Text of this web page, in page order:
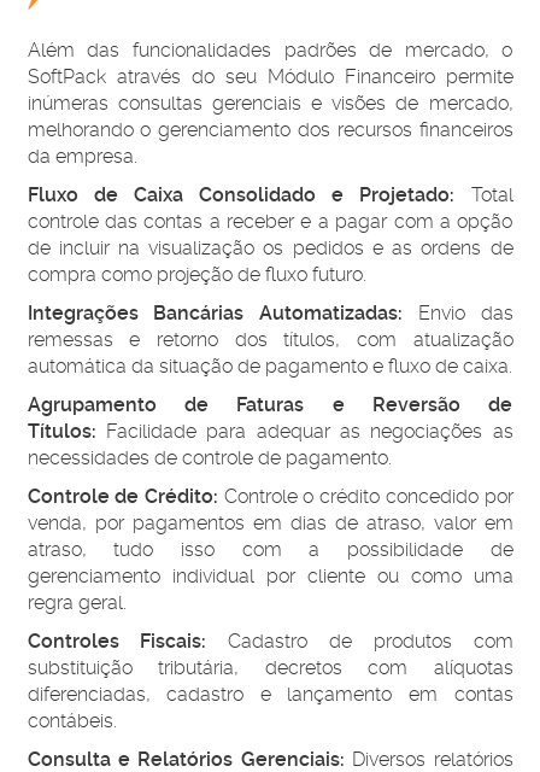
Além das funcionalidades padrões de mercado, o
SoftPack através do seu Módulo Financeiro permite
inúmeras consultas gerenciais e visões de mercado,
melhorando o gerenciamento dos recursos financeiros
da empresa.
Fluxo de Caixa Consolidado e Projetado: Total
controle das contas a receber e a pagar com a opção
de incluir na visualização os pedidos e as ordens de
compra como projeção de fluxo futuro.
Integrações Bancárias Automatizadas: Envio das
remessas e retorno dos títulos, com atualização
automática da situação de pagamento e fluxo de caixa.
Agrupamento de Faturas e Reversão de
Títulos: Facilidade para adequar as negociações as
necessidades de controle de pagamento.
Controle de Crédito: Controle o crédito concedido por
venda, por pagamentos em dias de atraso, valor em
atraso, tudo isso com a possibilidade de
gerenciamento individual por cliente ou como uma
regra geral.
Controles Fiscais:Cadastro de produtos com
substituição tributária, decretos com alíquotas
diferenciadas, cadastro e lançamento em contas
contábeis.
Consulta e Relatórios Gerenciais: Diversos relatórios